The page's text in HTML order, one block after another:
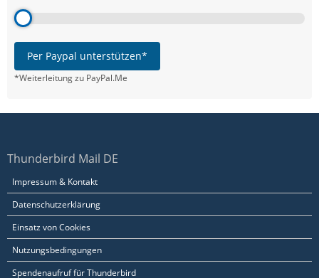
Per Paypal unterstützen*
*Weiterleitung zu PayPal.Me
Thunderbird Mail DE
Impressum & Kontakt
Datenschutzerklärung
Einsatz von Cookies
Nutzungsbedingungen
Spendenaufruf für Thunderbird